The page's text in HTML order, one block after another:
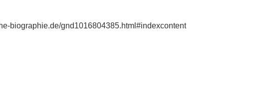
biographie.de/gnd1016804385.html#indexcontent